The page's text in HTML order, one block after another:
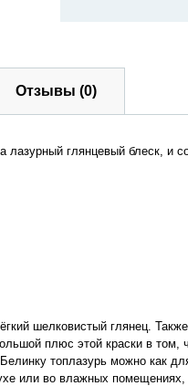
лазурный глянцевый блеск, и
шелковистый глянец.
плюс этой краски в том,
топлазурь можно как
или во влажных
Отзывы (0)